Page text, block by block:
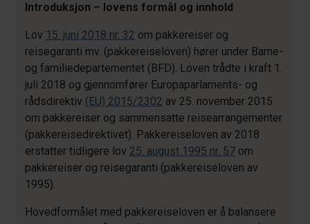
Introduksjon – lovens formål og innhold
Lov 15. juni 2018 nr. 32 om pakkereiser og
reisegaranti mv. (pakkereiseloven) hører under Barne-
og familiedepartementet (BFD). Loven trådte i kraft 1.
juli 2018 og gjennomfører Europaparlaments- og
rådsdirektiv (EU) 2015/2302 av 25. november 2015
om pakkereiser og sammensatte reisearrangementer
(pakkereisedirektivet). Pakkereiseloven av 2018
erstatter tidligere lov 25. august 1995 nr. 57 om
pakkereiser og reisegaranti (pakkereiseloven av
1995).
Hovedformålet med pakkereiseloven er å balansere